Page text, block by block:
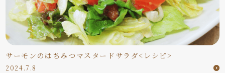
サーモンのはちみつマスタードサラダ<レシピ>
2024.7.8